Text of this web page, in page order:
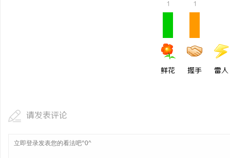
1
鲜花
1
握手 雷人
请发表评论